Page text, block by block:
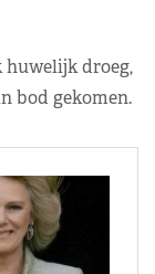
huwelijk droeg,
bod gekomen.